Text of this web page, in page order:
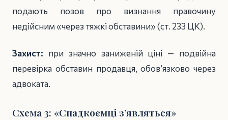
подають позов про визнання правочину
недійсним «через тяжкі обставини» (ст. 233 ЦК).
Захист: при значно заниженій ціні — подвійна
перевірка обставин продавця, обов’язково через
адвоката.
Схема 3: «Спадкоємці з’являться»